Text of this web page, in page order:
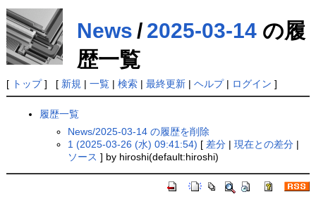
News / 2025-03-14の履
歴一覧
[ トップ] [ 新規 | 一覧| 検索| 最終更新| ヘルプ| ログイン ]
履歴一覧
News/2025-03-14 の履歴を削除
1 (2025-03-26 (水) 09:41:54) [ 差分 |現在との差分 |
ソース ] by hiroshi(default:hiroshi)